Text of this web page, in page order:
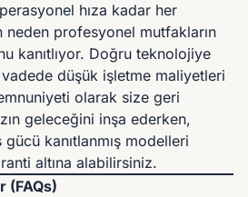
hıza kadar her
neden profesyonel mutfakların
kanıtlıyor. Doğru teknolojiye
vadede düşük işletme maliyetleri
olarak size geri
geleceğini inşa ederken,
gücü kanıtlanmış modelleri
altına alabilirsiniz.
(FAQs)